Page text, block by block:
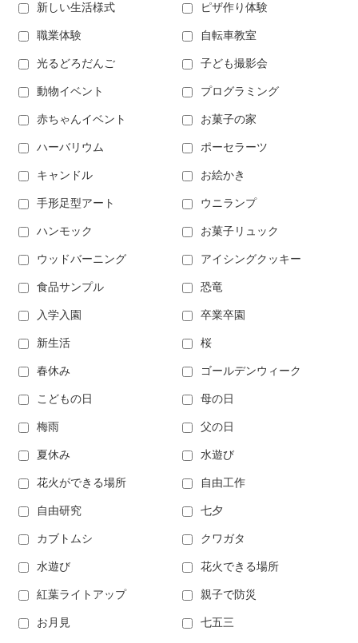
新しい生活様式 ピザ作り体験
職業体験 自転車教室
光るどろだんご 子ども撮影会
動物イベント プログラミング
赤ちゃんイベント お菓子の家
ハーバリウム ポーセラーツ
キャンドル お絵かき
手形足型アート ウニランプ
ハンモック お菓子リュック
ウッドバーニング アイシングクッキー
食品サンプル 恐竜
入学入園 卒業卒園
新生活 桜
春休み ゴールデンウィーク
こどもの日 母の日
梅雨 父の日
夏休み 水遊び
花火ができる場所 自由工作
自由研究 七夕
カブトムシ クワガタ
水遊び 花火できる場所
紅葉ライトアップ 親子で防災
お月見 七五三